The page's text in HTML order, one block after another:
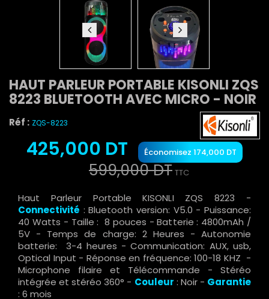
HAUT PARLEUR PORTABLE KISONLI ZQS
8223 BLUETOOTH AVEC MICRO - NOIR
Réf : ZQS-8223
425,000 DT Économisez 174,000 DT
599,000 DT TTC
Haut Parleur Portable KISONLI ZQS 8223 -
Connectivité : Bluetooth version: V5.0 - Puissance:
40 Watts - Taille : 8 pouces - Batterie : 4800mAh /
5V - Temps de charge: 2 Heures - Autonomie
batterie: 3-4 heures - Communication: AUX, usb,
Optical Input - Réponse en fréquence: 100-18 KHZ -
Microphone filaire et Télécommande - Stéréo
intégrée et stéréo 360° - Couleur : Noir - Garantie
: 6 mois